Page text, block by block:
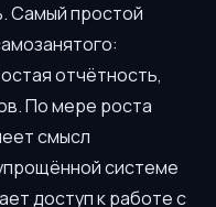
Самый простой
отчётность,
По мере роста
смысл
системе
доступ к работе с